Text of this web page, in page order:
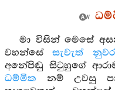
මා විසින් මෙසේ
වහන්සේසැවැත් නුවර
අනේපිඬු සිටුහුගේ
ධම්මික නම් උවසු